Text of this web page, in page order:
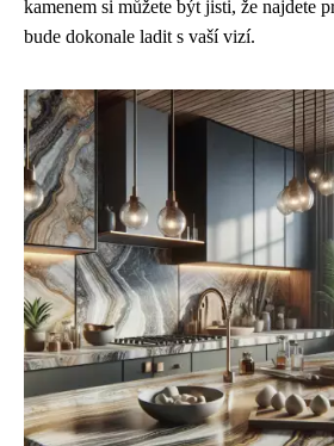
kamenem si můžete být jisti, že najdete
bude dokonale ladit s vaší vizí.